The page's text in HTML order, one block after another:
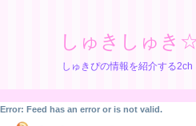
しゅきしゅき
しゅきぴの情報を紹介する2ch
Error: Feed has an error or is not valid.